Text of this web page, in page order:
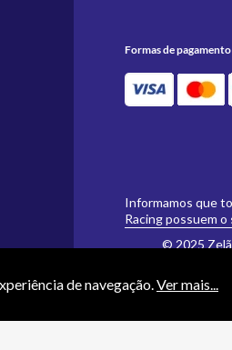
de navegação.Ver mais...
Formas de pagamento
Informamos que
Racing possuem
© 2025
efetivamente formulados e